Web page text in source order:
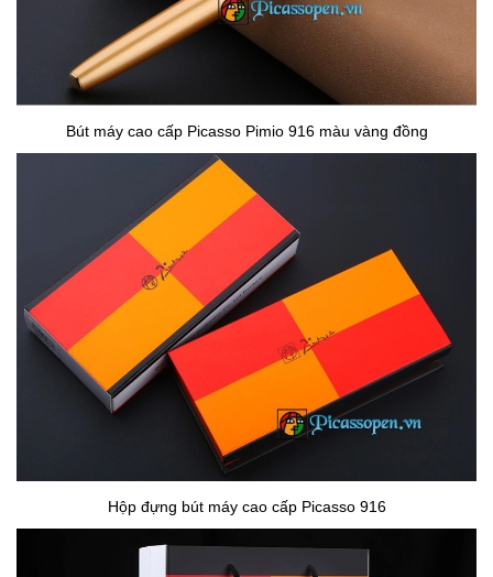
Bút máy cao cấp Picasso Pimio 916 màu vàng đồng
Hộp đựng bút máy cao cấp Picasso 916